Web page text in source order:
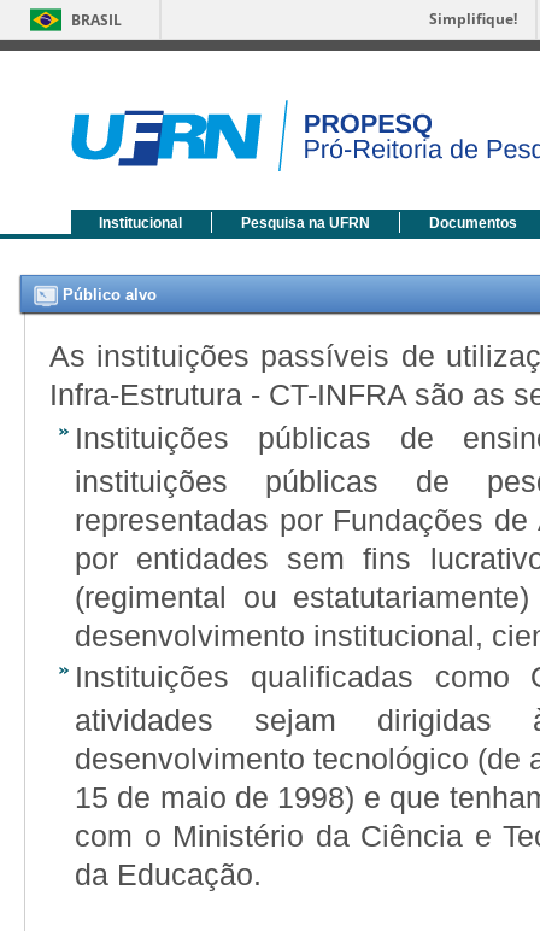
BRASIL Simplifique!
Institucional Pesquisa na UFRN Documentos
Público alvo
As instituições passíveis de
Infra-Estrutura - CT-INFRA são as
Instituições públicas de
instituições públicas de
representadas por Fundações
por entidades sem fins
(regimental ou
desenvolvimento institucional,
Instituições qualificadas como
atividades sejam
desenvolvimento tecnológico (de
15 de maio de 1998) e que
com o Ministério da Ciência e
da Educação.